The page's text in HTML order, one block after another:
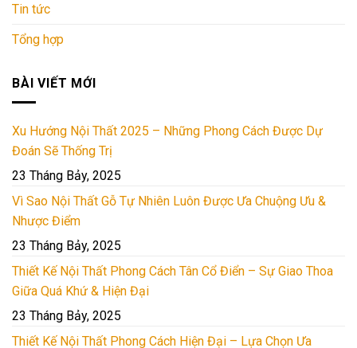
Tin tức
Tổng hợp
BÀI VIẾT MỚI
Xu Hướng Nội Thất 2025 – Những Phong Cách Được Dự
Đoán Sẽ Thống Trị
23 Tháng Bảy, 2025
Vì Sao Nội Thất Gỗ Tự Nhiên Luôn Được Ưa Chuộng Ưu &
Nhược Điểm
23 Tháng Bảy, 2025
Thiết Kế Nội Thất Phong Cách Tân Cổ Điển – Sự Giao Thoa
Giữa Quá Khứ & Hiện Đại
23 Tháng Bảy, 2025
Thiết Kế Nội Thất Phong Cách Hiện Đại – Lựa Chọn Ưa